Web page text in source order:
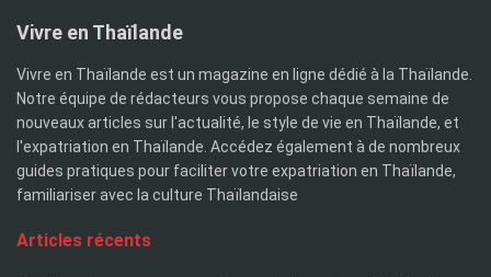
Vivre en Thaïlande
Vivre en Thaïlande est un magazine en ligne dédié à la Thaïlande.
Notre équipe de rédacteurs vous propose chaque semaine de
nouveaux articles sur l'actualité, le style de vie en Thaïlande, et
l'expatriation en Thaïlande. Accédez également à de nombreux
guides pratiques pour faciliter votre expatriation en Thaïlande,
familiariser avec la culture Thaïlandaise
Articles récents